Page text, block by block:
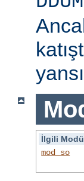
İlgili
mod_so